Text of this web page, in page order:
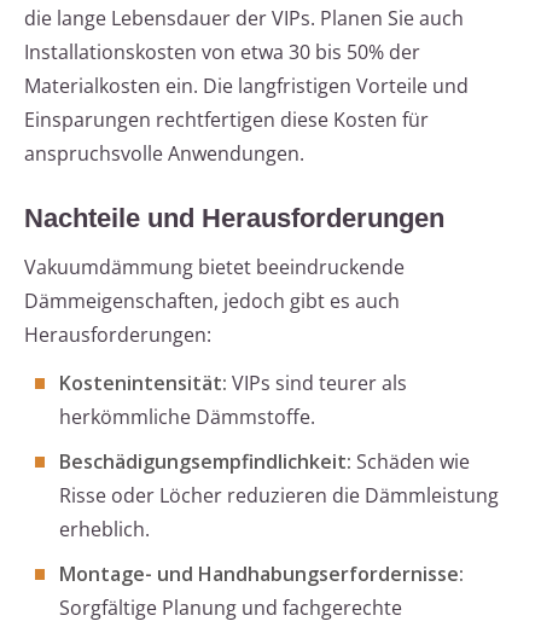
die lange Lebensdauer der VIPs. Planen Sie auch
Installationskosten von etwa 30 bis 50% der
Materialkosten ein. Die langfristigen Vorteile und
Einsparungen rechtfertigen diese Kosten für
anspruchsvolle Anwendungen.
Nachteile und Herausforderungen
Vakuumdämmung bietet beeindruckende
Dämmeigenschaften, jedoch gibt es auch
Herausforderungen:
Kostenintensität: VIPs sind teurer als
herkömmliche Dämmstoffe.
Beschädigungsempfindlichkeit: Schäden wie
Risse oder Löcher reduzieren die Dämmleistung
erheblich.
Montage- und Handhabungserfordernisse:
Sorgfältige Planung und fachgerechte